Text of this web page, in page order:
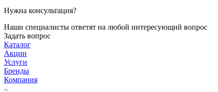
Нужна консультация?
Наши специалисты ответят на любой интересующий вопрос
Задать вопрос
Каталог
Акции
Услуги
Бренды
Компания